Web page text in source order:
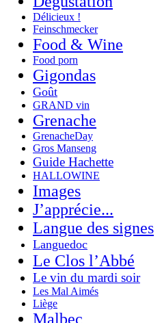
Délicieux !
Feinschmecker
Food & Wine
Food porn
Gigondas
Goût
GRAND vin
Grenache
GrenacheDay
Gros Manseng
Guide Hachette
HALLOWINE
Images
J’apprécie...
Langue des signes
Languedoc
Le Clos l’Abbé
Le vin du mardi soir
Les Mal Aimés
Liège
Malbec